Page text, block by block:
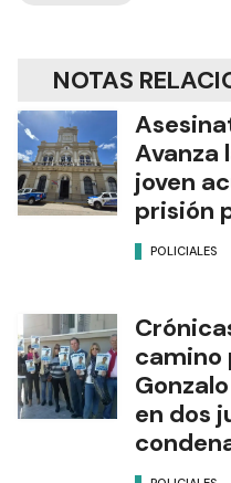
NOTAS
Avanza
joven
prisión
POLICIALES
camino
en dos